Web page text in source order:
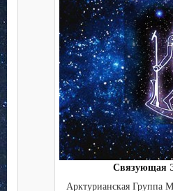
Связующая
Арктурианская Группа